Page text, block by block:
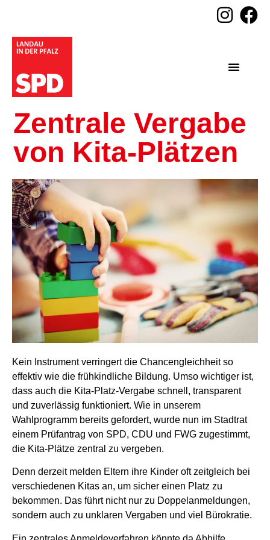
Zentrale Vergabe
von Kita-Plätzen
Kein Instrument verringert die Chancengleichheit so
effektiv wie die frühkindliche Bildung. Umso wichtiger ist,
dass auch die Kita-Platz-Vergabe schnell, transparent
und zuverlässig funktioniert. Wie in unserem
Wahlprogramm bereits gefordert, wurde nun im Stadtrat
einem Prüfantrag von SPD, CDU und FWG zugestimmt,
die Kita-Plätze zentral zu vergeben.
Denn derzeit melden Eltern ihre Kinder oft zeitgleich bei
verschiedenen Kitas an, um sicher einen Platz zu
bekommen. Das führt nicht nur zu Doppelanmeldungen,
sondern auch zu unklaren Vergaben und viel Bürokratie.